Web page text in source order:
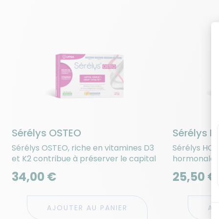
Sérélys OSTEO
Sérélys OSTEO, riche en vitamines D3
et K2 contribue à préserver le capital
osseux et...
34,00 €
AJOUTER AU PANIER
Sérélys
Sérélys
hormonale,
de chaleur
25,50 €